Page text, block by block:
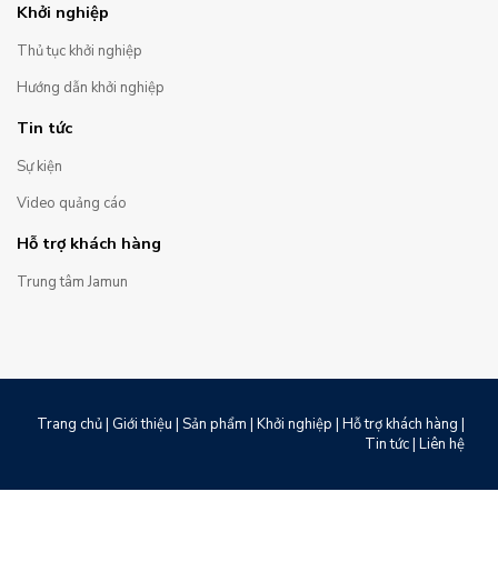
Khởi nghiệp
Thủ tục khởi nghiệp
Hướng dẫn khởi nghiệp
Tin tức
Sự kiện
Video quảng cáo
Hỗ trợ khách hàng
Trung tâm Jamun
Trang chủ Giới thiệu Sản phẩm Khởi nghiệp Hỗ trợ khách hàng
Tin tức Liên hệ